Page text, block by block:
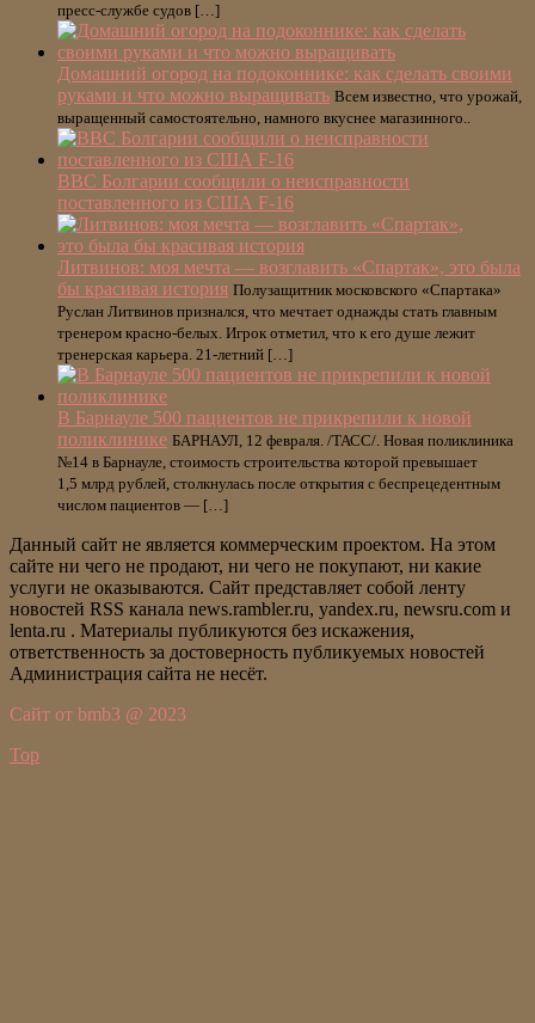
пресс-службе судов […]
Домашний огород на подоконнике: как сделать своими
руками и что можно выращивать Всем известно, что урожай,
выращенный самостоятельно, намного вкуснее магазинного..
ВВС Болгарии сообщили о неисправности
поставленного из США F-16
Литвинов: моя мечта — возглавить «Спартак», это была
бы красивая история Полузащитник московского «Спартака»
Руслан Литвинов признался, что мечтает однажды стать главным
тренером красно-белых. Игрок отметил, что к его душе лежит
тренерская карьера. 21-летний […]
В Барнауле 500 пациентов не прикрепили к новой
поликлинике БАРНАУЛ, 12 февраля. /ТАСС/. Новая поликлиника
№14 в Барнауле, стоимость строительства которой превышает
1,5 млрд рублей, столкнулась после открытия с беспрецедентным
числом пациентов — […]
Данный сайт не является коммерческим проектом. На этом
сайте ни чего не продают, ни чего не покупают, ни какие
услуги не оказываются. Сайт представляет собой ленту
новостей RSS канала news.rambler.ru, yandex.ru, newsru.com и
lenta.ru . Материалы публикуются без искажения,
ответственность за достоверность публикуемых новостей
Администрация сайта не несёт.
Сайт от bmb3 @ 2023
Top